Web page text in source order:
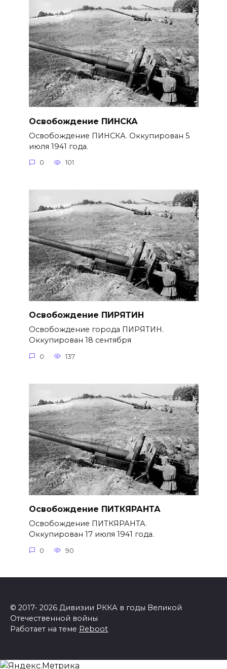
Освобождение ПИНСКА
Освобождение ПИНСКА. Оккупирован 5
июля 1941 года.
0 101
Освобождение ПИРЯТИН
Освобождение города ПИРЯТИН.
Оккупирован 18 сентября
0 137
Освобождение ПИТКЯРАНТА
Освобождение ПИТКЯРАНТА.
Оккупирован 17 июля 1941 года.
0 90
© 2017- 2026 Дивизии РККА в годы Великой
Отечественной войны
Работает на теме Reboot